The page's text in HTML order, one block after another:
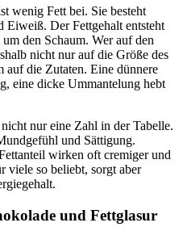
wenig Fett bei. Sie besteht
Eiweiß. Der Fettgehalt entsteht
den Schaum. Wer auf den
nicht nur auf die Größe des
auf die Zutaten. Eine dünnere
eine dicke Ummantelung hebt
nur eine Zahl in der Tabelle.
und Sättigung.
wirken oft cremiger und
viele so beliebt, sorgt aber
und Fettglasur